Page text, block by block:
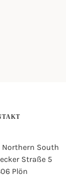
Northern South
Straße 5
Plön